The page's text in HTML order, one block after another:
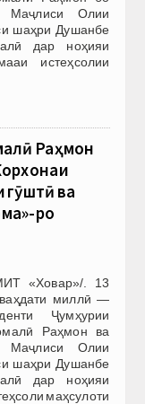
Маҷлиси Олии
шаҳри Душанбе
дар ноҳияи
истеҳсолии
Раҳмон
гӯштӣ ва
ро
«Ховар»/. 13
ваҳдати миллӣ —
Ҷумҳурии
Раҳмон ва
Маҷлиси Олии
шаҳри Душанбе
дар ноҳияи
маҳсулоти